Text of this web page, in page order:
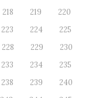
218 219 220
223 224 225
228 229 230
233 234 235
238 239 240